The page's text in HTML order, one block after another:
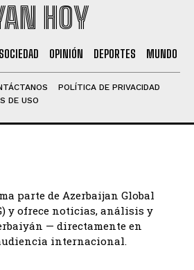
HOY
SOCIEDAD OPINIÓN DEPORTES MUNDO
POLÍTICA DE PRIVACIDAD
DE USO
parte de Azerbaijan Global
y ofrece noticias, análisis y
— directamente en
internacional.